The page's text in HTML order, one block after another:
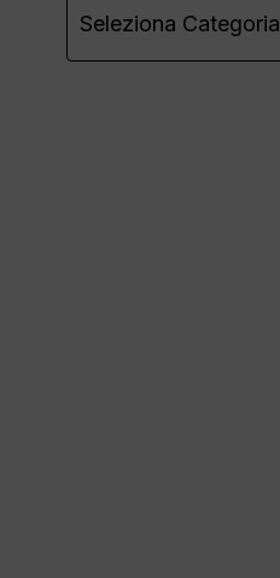
Seleziona Categoria